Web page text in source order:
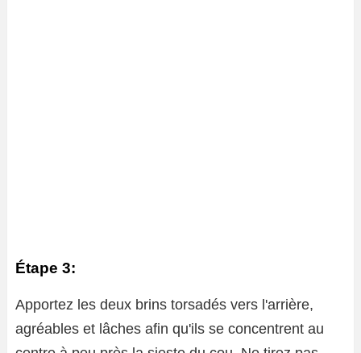
Étape 3:
Apportez les deux brins torsadés vers l'arrière,
agréables et lâches afin qu'ils se concentrent au